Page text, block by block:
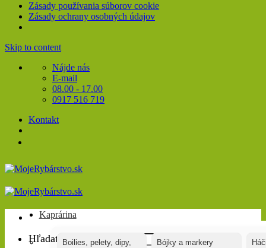
Zásady používania súborov cookie
Zásady ochrany osobných údajov
Skip to content
Nájde nás
E-mail
08.00 - 17.00
0917 516 719
Kontakt
Hľadať:
Kaprárina
Boilies, pelety, dipy,
Bójky a markery